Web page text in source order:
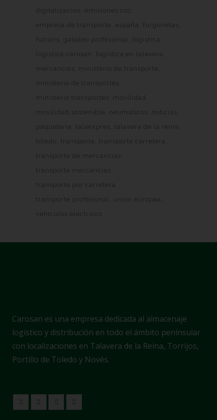
digitalizacion
emisiones co2
empresa de transporte
españa
furgonetas
futrans
gasoleo profesional
logistica
logistica carosan
logistica en talavera
mercancias
ministerio de transporte
ministerio de transportes
ministerio transportes
movilidad
movilidad sostenible
neumaticos
noticias
paqueteria
talaexpres
talavera de la reina
toledo
transporte
transporte carretera
transporte de mercancias
transporte mercancias
transporte por carretera
transporte profesional
union europea
vehiculos electricos
Carosan es una empresa dedicada al almacenaje
logístico y distribución en todo el ámbito penínsular
con localizaciones en Talavera de la Reina, Torrijos,
Portillo de Toledo y Novés.